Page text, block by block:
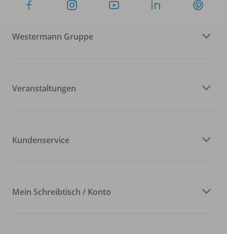
Westermann Gruppe
Veranstaltungen
Kundenservice
Mein Schreibtisch / Konto